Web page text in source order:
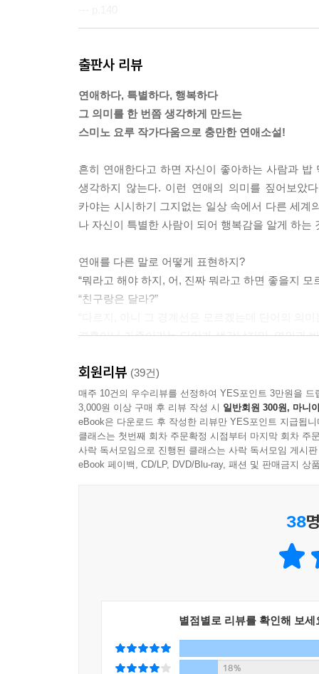
“고마워.”
“치카가 있어 줘서 다행이야. 정신 차릴게.”
진짜 마음은 분명 질량을 동반한다. 입술이 그 무
생각이라면 더욱더 무게가 늘어난다. 누군가가 그
“어쩔 수 없이 역시 슬프다. 그러니까 나는 이기적
설령 죽어서 영혼만 남더라도, 내 마음속에 있는
--- p.263
“나는 인생에 돌풍이 분다고 생각해. 다른 말로
그 맛을 되새기면서 여생을 보내는 거야. 너는 아
생각이야.”
다고 분노하는 건 너무 제멋대로이고 심지어 공격
소중한 존재에게 그렇게 상처를 준 적이 있다.
--- p.413
“그러니까 지금은 그런 내 마음과 소중한 것에 부
없어. 그걸 반복했을 때, 치카를 좋아했던 자신이
출판사 리뷰
연애하다, 특별하다, 행복하다
그 의미를 한 번쯤 생각하게 만드는
스미노 요루 작가다움으로 충만한 연애소설!
흔히 연애한다고 하면 자신이 좋아하는 사람과
생각하지 않는다. 이런 연애의 의미를 짚어보았
카야는 시시하기 그지없는 일상 속에서 다른 세
나 자신이 특별한 사람이 되어 행복감을 알게 하는
연애를 다른 말로 어떻게 표현하지?
“뭐라고 해야 하지, 어, 진짜 뭐라고 하면 좋을지
“친구랑은 달라?”
결혼이나 가족이라는 단어가 생각났지만, 연인과
사랑과 한 쌍으로 찾아오는 이별, ‘잊혀진다’는
흐려지고 잊혀지는 법이다. 카야는 치카와 이별
만남 자체가 사라질 것 같은 두려움에 갇혀 지낸
태도를 알지 못하는 시기의 미성숙한 그 모습을
남아있을 수 있다는 착각에 빠지는 그 모습을 말
“거짓이 되지 않아. 우리는 잊어버려. 아무리 강
영감을 주며 컬래버레이션한 것으로, 늘 신선한
회원리뷰 (39건)
매주 10건의 우수리뷰를 선정하여 YES포인트 3만원을 드
3,000원 이상 구매 후 리뷰 작성 시 일반회원 300원, 마니
eBook은 다운로드 후 작성한 리뷰만 YES포인트 지급됩니
클래스는 첫번째 회차 주문확정 시점부터 마지막 회차 주
사락 독서모임으로 진행된 클래스는 사락 독서모임 게시
eBook 페이백, CD/LP, DVD/Blu-ray, 패션 및 판매금지 상
38
별점별로 리뷰를 확인해 보세
18%